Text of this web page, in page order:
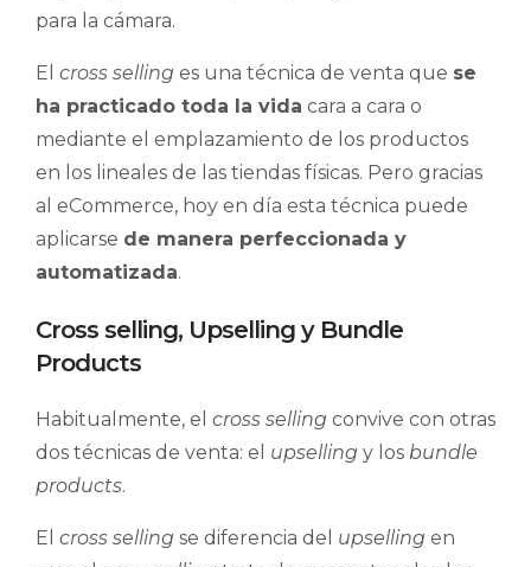
para la cámara.
El cross selling es una técnica de venta que se
ha practicado toda la vida cara a cara o
mediante el emplazamiento de los productos
en los lineales de las tiendas físicas. Pero gracias
al eCommerce, hoy en día esta técnica puede
aplicarse de manera perfeccionada y
automatizada.
Cross selling, Upselling y Bundle
Products
Habitualmente, el cross selling convive con otras
dos técnicas de venta: el upselling y los bundle
products.
El cross selling se diferencia del upselling en